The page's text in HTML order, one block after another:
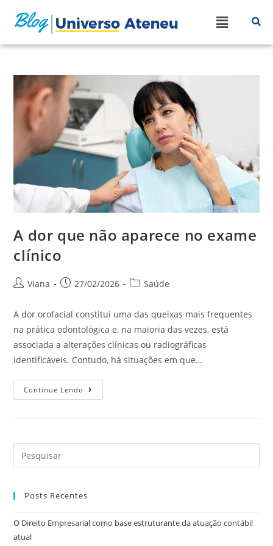
A dor que não aparece no exame
clínico
Viana 27/02/2026 Saúde
A dor orofacial constitui uma das queixas mais frequentes
na prática odontológica e, na maioria das vezes, está
associada a alterações clínicas ou radiográficas
identificáveis. Contudo, há situações em que…
Continue Lendo
Posts Recentes
O Direito Empresarial como base estruturante da atuação contábil
atual